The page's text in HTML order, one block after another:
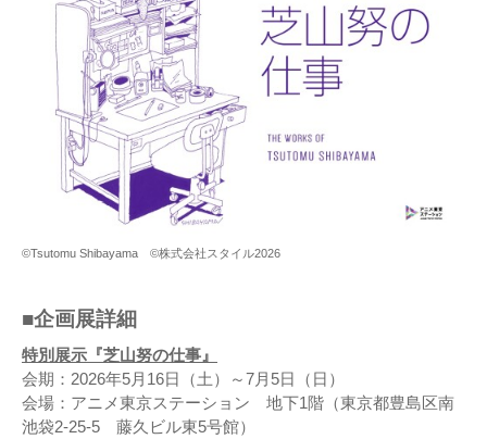
©Tsutomu Shibayama ©株式会社スタイル2026
■企画展詳細
特別展示『芝山努の仕事』
会期：2026年5月16日（土）～7月5日（日）
会場：アニメ東京ステーション 地下1階（東京都豊島区南
池袋2-25-5 藤久ビル東5号館）